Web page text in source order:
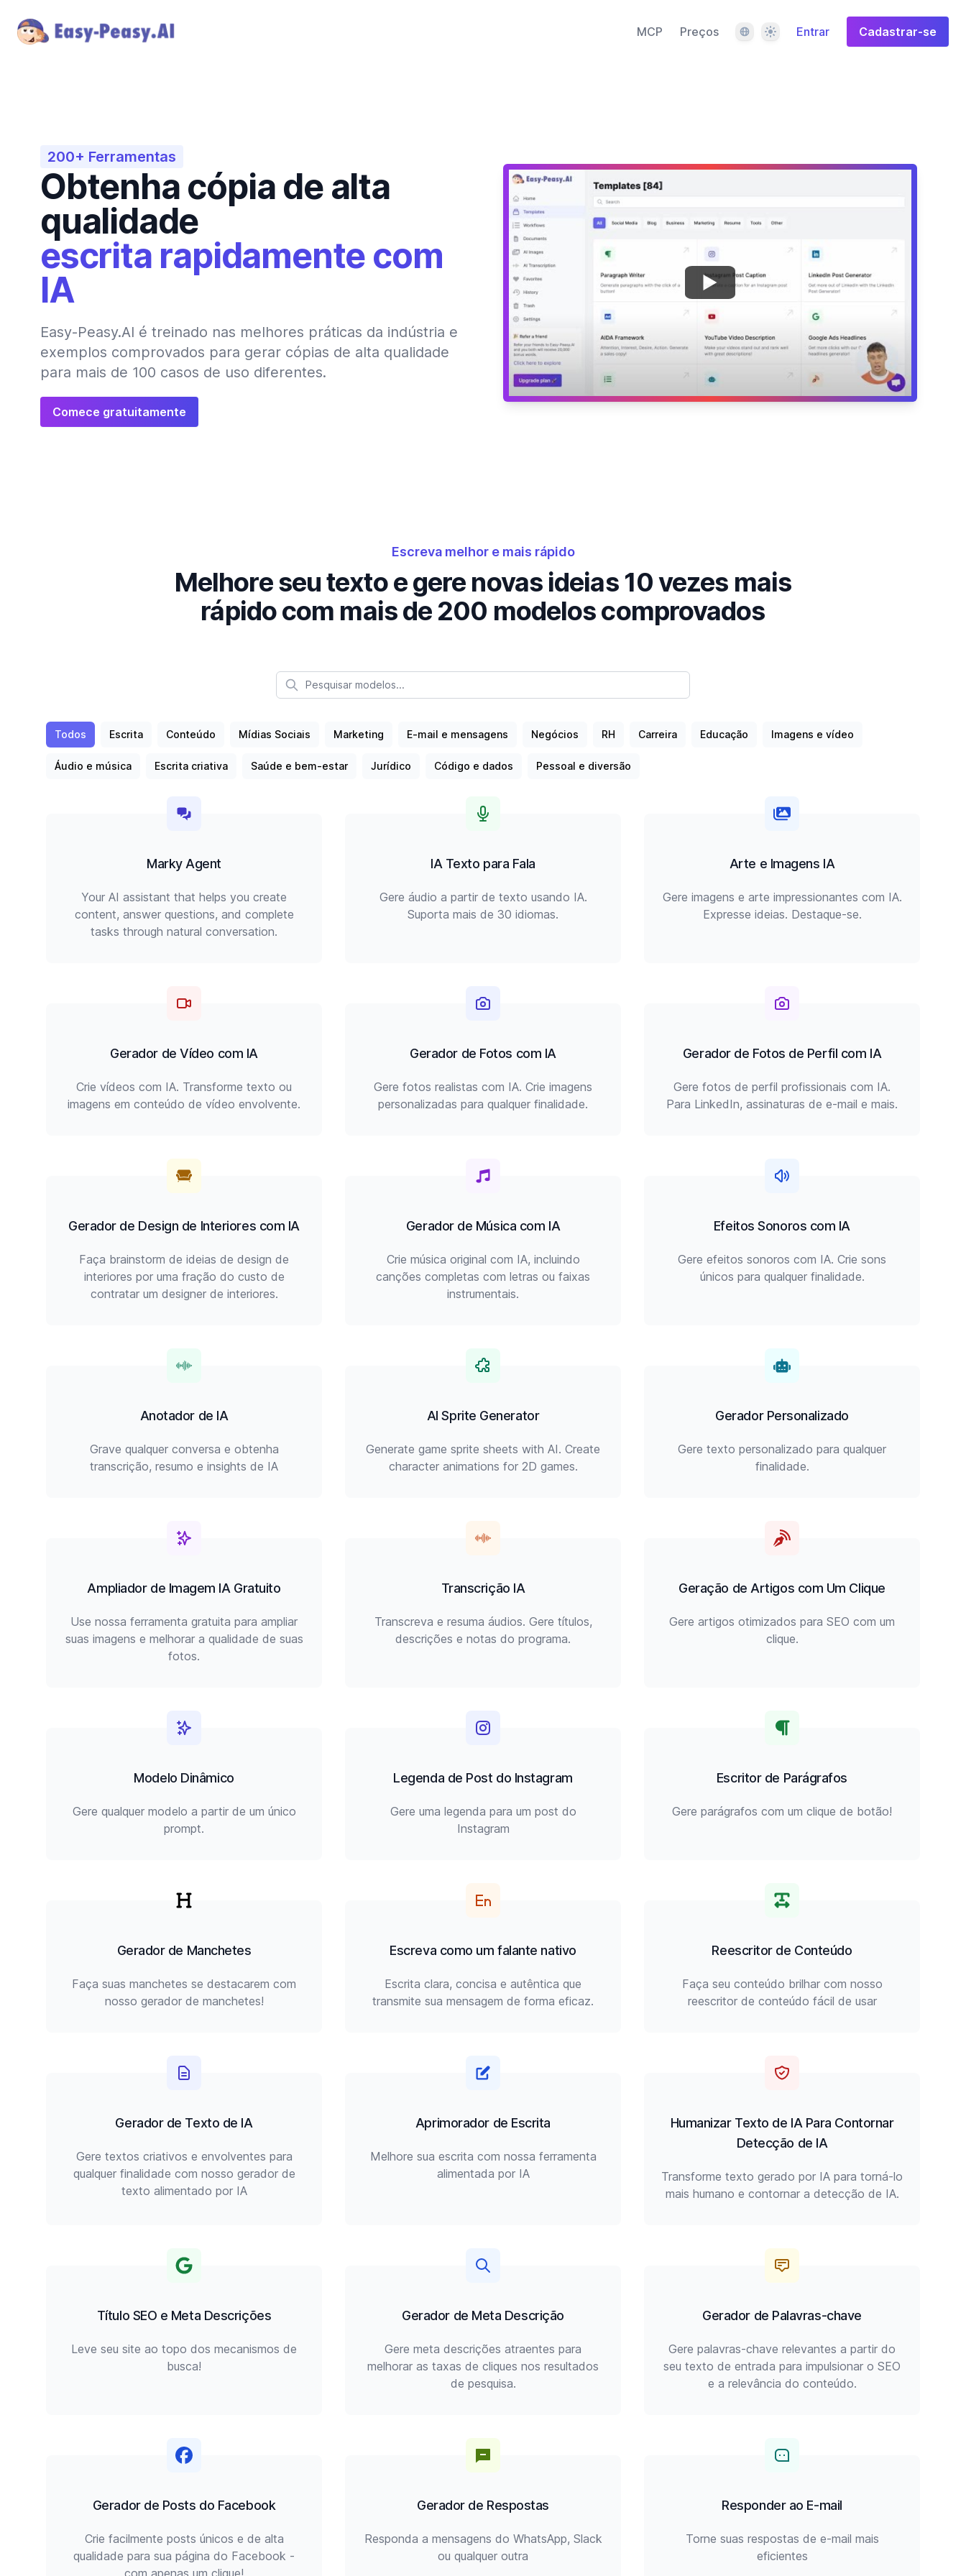
MCP Preços IdiomaTema Entrar Cadastrar-se
200+ Ferramentas
Obtenha cópia de alta
qualidade
escrita rapidamente com
IA
Easy-Peasy.AI é treinado nas melhores práticas da indústria e
exemplos comprovados para gerar cópias de alta qualidade
para mais de 100 casos de uso diferentes.
Comece gratuitamente
Escreva melhor e mais rápido
Melhore seu texto e gere novas ideias 10 vezes mais
rápido com mais de 200 modelos comprovados
Todos Escrita Conteúdo Mídias Sociais Marketing E-mail e mensagens Negócios RH Carreira Educação Imagens e vídeo
Áudio e música Escrita criativa Saúde e bem-estar Jurídico Código e dados Pessoal e diversão
Marky Agent
Your AI assistant that helps you create
content, answer questions, and complete
tasks through natural conversation.
IA Texto para Fala
Gere áudio a partir de texto usando IA.
Suporta mais de 30 idiomas.
Arte e Imagens IA
Gere imagens e arte impressionantes com IA.
Expresse ideias. Destaque-se.
Gerador de Vídeo com IA
Crie vídeos com IA. Transforme texto ou
imagens em conteúdo de vídeo envolvente.
Gerador de Fotos com IA
Gere fotos realistas com IA. Crie imagens
personalizadas para qualquer finalidade.
Gerador de Fotos de Perfil com IA
Gere fotos de perfil profissionais com IA.
Para LinkedIn, assinaturas de e-mail e mais.
Gerador de Design de Interiores com IA
Faça brainstorm de ideias de design de
interiores por uma fração do custo de
contratar um designer de interiores.
Gerador de Música com IA
Crie música original com IA, incluindo
canções completas com letras ou faixas
instrumentais.
Efeitos Sonoros com IA
Gere efeitos sonoros com IA. Crie sons
únicos para qualquer finalidade.
Anotador de IA
Grave qualquer conversa e obtenha
transcrição, resumo e insights de IA
AI Sprite Generator
Generate game sprite sheets with AI. Create
character animations for 2D games.
Gerador Personalizado
Gere texto personalizado para qualquer
finalidade.
Ampliador de Imagem IA Gratuito
Use nossa ferramenta gratuita para ampliar
suas imagens e melhorar a qualidade de suas
fotos.
Transcrição IA
Transcreva e resuma áudios. Gere títulos,
descrições e notas do programa.
Geração de Artigos com Um Clique
Gere artigos otimizados para SEO com um
clique.
Modelo Dinâmico
Gere qualquer modelo a partir de um único
prompt.
Legenda de Post do Instagram
Gere uma legenda para um post do
Instagram
Escritor de Parágrafos
Gere parágrafos com um clique de botão!
Gerador de Manchetes
Faça suas manchetes se destacarem com
nosso gerador de manchetes!
Escreva como um falante nativo
Escrita clara, concisa e autêntica que
transmite sua mensagem de forma eficaz.
Reescritor de Conteúdo
Faça seu conteúdo brilhar com nosso
reescritor de conteúdo fácil de usar
Gerador de Texto de IA
Gere textos criativos e envolventes para
qualquer finalidade com nosso gerador de
texto alimentado por IA
Aprimorador de Escrita
Melhore sua escrita com nossa ferramenta
alimentada por IA
Humanizar Texto de IA Para Contornar
Detecção de IA
Transforme texto gerado por IA para torná-lo
mais humano e contornar a detecção de IA.
Título SEO e Meta Descrições
Leve seu site ao topo dos mecanismos de
busca!
Gerador de Meta Descrição
Gere meta descrições atraentes para
melhorar as taxas de cliques nos resultados
de pesquisa.
Gerador de Palavras-chave
Gere palavras-chave relevantes a partir do
seu texto de entrada para impulsionar o SEO
e a relevância do conteúdo.
Gerador de Posts do Facebook
Crie facilmente posts únicos e de alta
qualidade para sua página do Facebook -
com apenas um clique!
Gerador de Respostas
Responda a mensagens do WhatsApp, Slack
ou qualquer outra
Responder ao E-mail
Torne suas respostas de e-mail mais
eficientes